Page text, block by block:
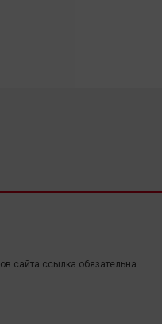
сайта ссылка обязательна.